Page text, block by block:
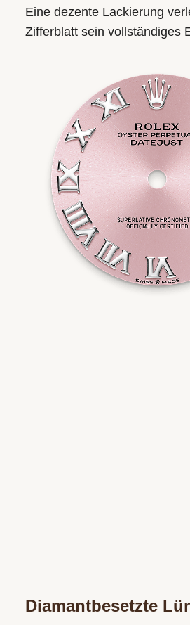
Eine dezente Lackierung
Zifferblatt sein vollständiges
Diamantbesetzte